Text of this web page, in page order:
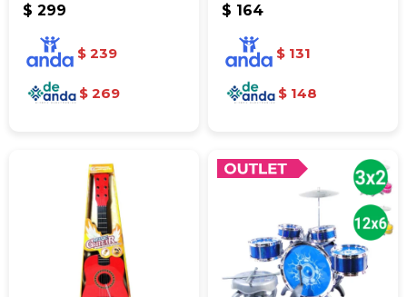
$ 299
$ 239
$ 269
$ 164
$ 131
$ 148